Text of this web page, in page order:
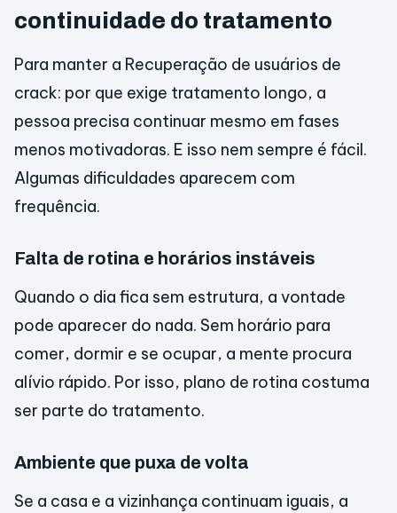
continuidade do tratamento
Para manter a Recuperação de usuários de
crack: por que exige tratamento longo, a
pessoa precisa continuar mesmo em fases
menos motivadoras. E isso nem sempre é fácil.
Algumas dificuldades aparecem com
frequência.
Falta de rotina e horários instáveis
Quando o dia fica sem estrutura, a vontade
pode aparecer do nada. Sem horário para
comer, dormir e se ocupar, a mente procura
alívio rápido. Por isso, plano de rotina costuma
ser parte do tratamento.
Ambiente que puxa de volta
Se a casa e a vizinhança continuam iguais, a